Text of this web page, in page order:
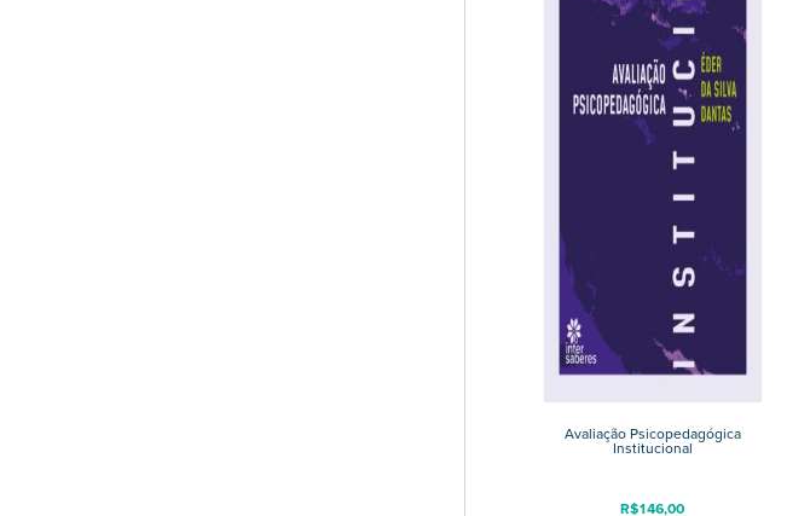
Avaliação Psicopedagógica
Institucional
R$146,00